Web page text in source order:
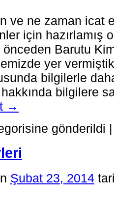
ve ne zaman icat
için hazırlamış
Barutu
yer
bilgilerle
hakkında bilgilere
→
gönderildi |
Şubat 23, 2014